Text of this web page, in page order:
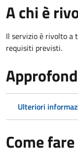
A chi è
Il servizio è rivolto a
requisiti previsti.
Ulteriori
Come fare